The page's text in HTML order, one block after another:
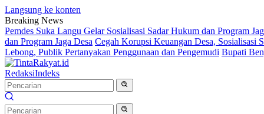
Langsung ke konten
Breaking News
Pemdes Suka Langu Gelar Sosialisasi Sadar Hukum dan Program
dan Program Jaga Desa Cegah Korupsi Keuangan Desa, Sosialisasi
Lebong, Publik Pertanyakan Penggunaan dan Pengemudi Bupati
RedaksiIndeks